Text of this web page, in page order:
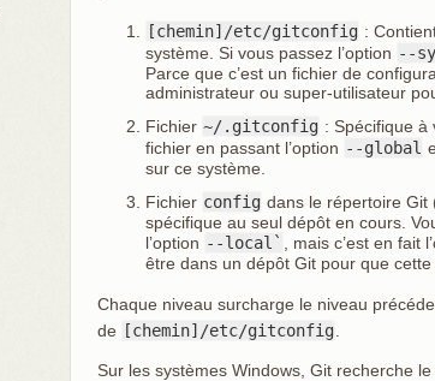
[chemin]/etc/gitconfig :
système. Si vous passez l’option --
Parce que c’est un fichier de
administrateur ou super-utilisateur
Fichier ~/.gitconfig : Spécifique à
fichier en passant l’option --global
sur ce système.
Fichier config dans le répertoire Git
spécifique au seul dépôt en cours.
l’option --local`
, mais c’est en
être dans un dépôt Git pour que
Chaque niveau surcharge le niveau
de [chemin]/etc/gitconfig
Sur les systèmes Windows, Git recherche